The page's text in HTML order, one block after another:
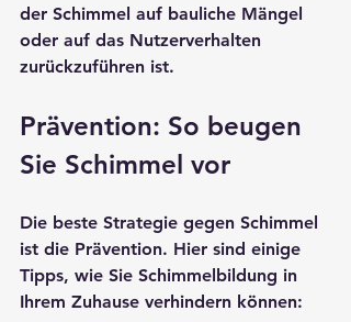
der Schimmel auf bauliche Mängel
oder auf das Nutzerverhalten
zurückzuführen ist.
Prävention: So beugen
Sie Schimmel vor
Die beste Strategie gegen Schimmel
ist die Prävention. Hier sind einige
Tipps, wie Sie Schimmelbildung in
Ihrem Zuhause verhindern können: